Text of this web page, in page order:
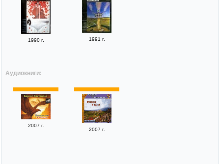
1990 г. 1991 г.
Аудиокниги:
2007 г.
2007 г.